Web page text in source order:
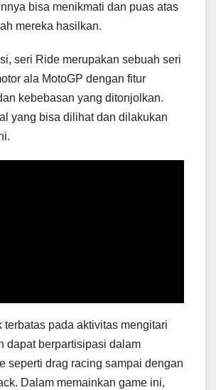
bisa menikmati dan puas atas
mereka hasilkan.
seri Ride merupakan sebuah seri
ala MotoGP dengan fitur
kebebasan yang ditonjolkan.
yang bisa dilihat dan dilakukan
terbatas pada aktivitas mengitari
dapat berpartisipasi dalam
seperti drag racing sampai dengan
Dalam memainkan game ini,